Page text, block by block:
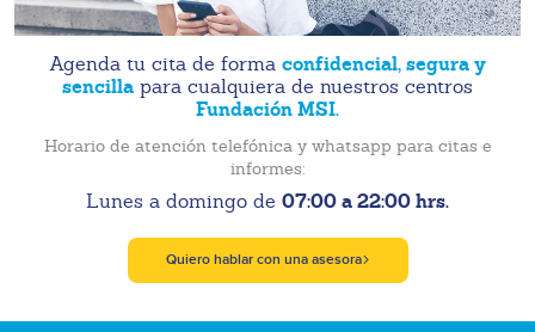
Agenda tu cita de forma confidencial, segura y
sencilla para cualquiera de nuestros centros
Fundación MSI.
Horario de atención telefónica y whatsapp para citas e
informes:
Lunes a domingo de 07:00 a 22:00 hrs.
Quiero hablar con una asesora